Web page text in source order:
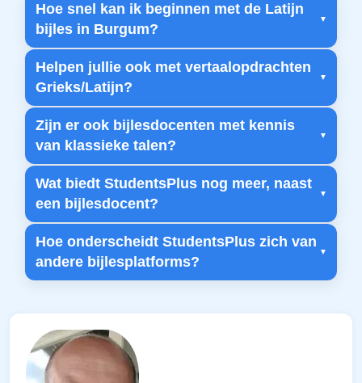
Hoe snel kan ik beginnen met de Latijn
bijles in Burgum?
Helpen jullie ook met vertaalopdrachten
Grieks/Latijn?
Zijn er ook bijlesdocenten met kennis
van klassieke talen?
Wat biedt StudentsPlus nog meer, naast
een bijlesdocent?
Hoe onderscheidt StudentsPlus zich van
andere bijlesplatforms?